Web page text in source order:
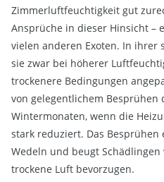
Zimmerluftfeuchtigkeit gut
Ansprüche in dieser Hinsicht –
vielen anderen Exoten. In ihrer
sie zwar bei höherer
trockenere Bedingungen
von gelegentlichem Besprühen
Wintermonaten, wenn die
stark reduziert. Das
Wedeln und beugt
trockene Luft bevorzugen.